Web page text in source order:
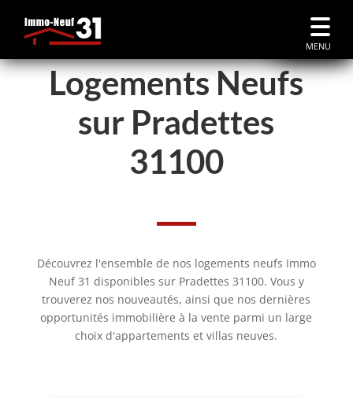
MENU
Logements Neufs
sur Pradettes
31100
Découvrez l'ensemble de nos logements neufs Immo
Neuf 31 disponibles sur Pradettes 31100. Vous y
trouverez nos nouveautés, ainsi que nos dernières
opportunités immobilière à la vente parmi un large
choix d'appartements et villas neuves.